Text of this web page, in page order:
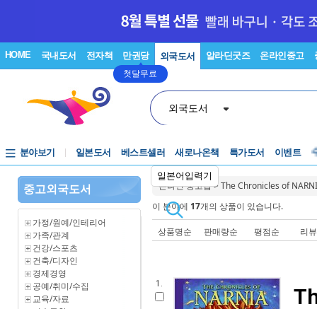
HOME 국내도서 전자책 만권당
첫달무료
외국도서 알라딘굿즈 온라인중고
외국도서
일본어입력기
분야보기 일본도서 베스트셀러 새로나온책 특가도서 이벤트
중고외국도서
가정/원예/인테리어
가족/관계
건강/스포츠
건축/디자인
경제경영
공예/취미/수집
교육/자료
온라인 중고샵>The Chronicles of
이 분야에 17개의 상품이 있습니다.
상품명순 판매량순 평점순 리
1.